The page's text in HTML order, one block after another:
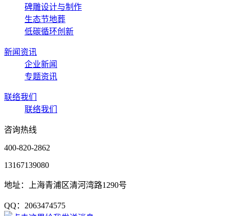
碑雕设计与制作
生态节地葬
低碳循环创新
新闻资讯
企业新闻
专题资讯
联络我们
联络我们
咨询热线
400-820-2862
13167139080
地址：上海青浦区清河湾路1290号
QQ：2063474575